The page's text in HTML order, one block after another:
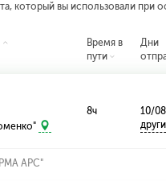
который вы использовали при
Время в
пути
Дни
8ч
10/
АРС"